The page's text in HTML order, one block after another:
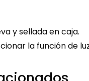
y sellada en caja.
la función de